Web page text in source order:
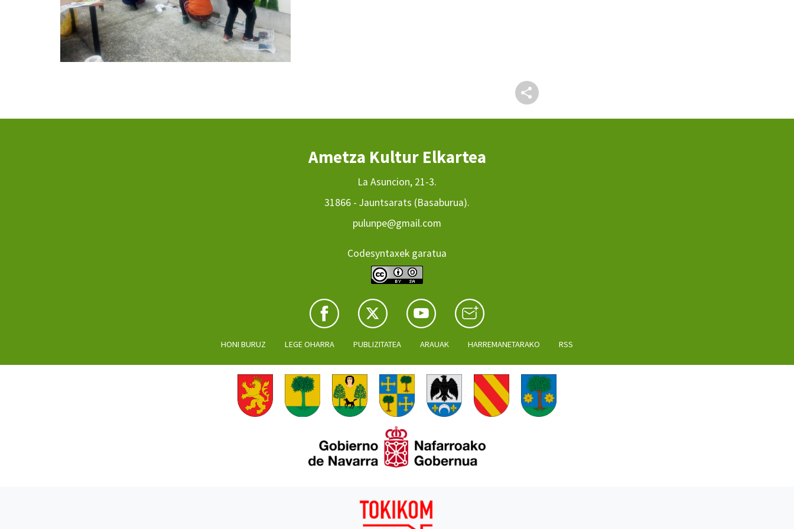
Ametza Kultur Elkartea
La Asuncion, 21-3.
31866 - Jauntsarats (Basaburua).
pulunpe@gmail.com
Codesyntaxek garatua
HONI BURUZ LEGE OHARRA PUBLIZITATEA ARAUAK HARREMANETARAKO RSS